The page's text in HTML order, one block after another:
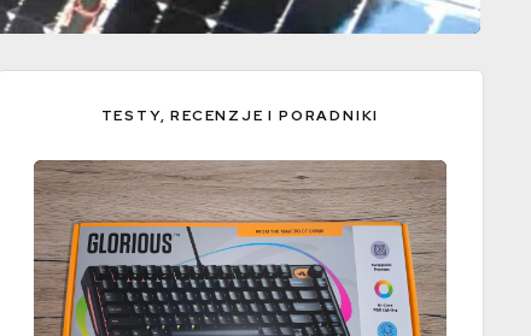
TESTY, RECENZJE I PORADNIKI